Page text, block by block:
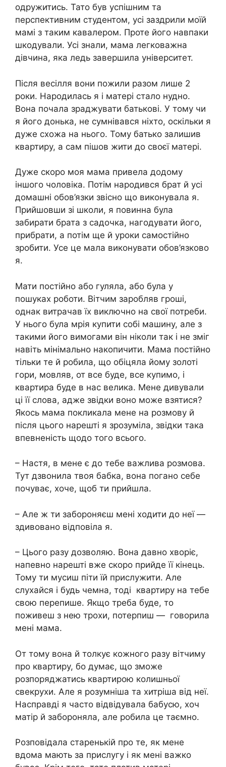
одружитись. Тато був успішним та
перспективним студентом, усі заздрили моїй
мамі з таким кавалером. Проте його навпаки
шкодували. Усі знали, мама легковажна
дівчина, яка ледь завершила університет.
Після весілля вони пожили разом лише 2
роки. Народилась я і матері стало нудно.
Вона почала зраджувати батькові. У тому чи
я його донька, не сумнівався ніхто, оскільки я
дуже схожа на нього. Тому батько залишив
квартиру, а сам пішов жити до своєї матері.
Дуже скоро моя мама привела додому
іншого чоловіка. Потім народився брат й усі
домашні обов’язки звісно що виконувала я.
Прийшовши зі школи, я повинна була
забирати брата з садочка, нагодувати його,
прибрати, а потім ще й уроки самостійно
зробити. Усе це мала виконувати обов’язково
я.
Мати постійно або гуляла, або була у
пошуках роботи. Вітчим заробляв гроші,
однак витрачав їх виключно на свої потреби.
У нього була мрія купити собі машину, але з
такими його вимогами він ніколи так і не зміг
навіть мінімально накопичити. Мама постійно
тільки те й робила, що обіцяла йому золоті
гори, мовляв, от все буде, все купимо, і
квартира буде в нас велика. Мене дивували
ці її слова, адже звідки воно може взятися?
Якось мама покликала мене на розмову й
після цього нарешті я зрозуміла, звідки така
впевненість щодо того всього.
– Настя, в мене є до тебе важлива розмова.
Тут дзвонила твоя бабка, вона погано себе
почуває, хоче, щоб ти прийшла.
– Але ж ти забороняєш мені ходити до неї —
здивовано відповіла я.
– Цього разу дозволяю. Вона давно хворіє,
напевно нарешті вже скоро прийде її кінець.
Тому ти мусиш піти їй прислужити. Але
слухайся і будь чемна, тоді квартиру на тебе
свою перепише. Якщо треба буде, то
поживеш з нею трохи, потерпиш — говорила
мені мама.
От тому вона й толкує кожного разу вітчиму
про квартиру, бо думає, що зможе
розпоряджатись квартирою колишньої
свекрухи. Але я розумніша та хитріша від неї.
Насправді я часто відвідувала бабусю, хоч
матір й забороняла, але робила це таємно.
Розповідала старенькій про те, як мене
вдома мають за прислугу і як мені важко